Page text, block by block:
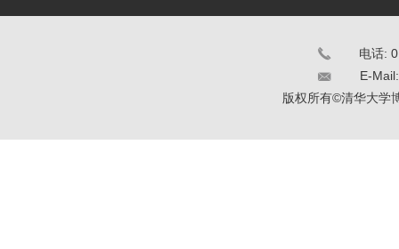
电话:
E-
版权所有©清华大学